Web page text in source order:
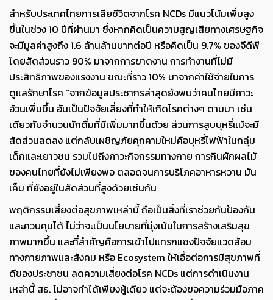
สำหรับประเทศไทยการเสียชีวิตจากโรค NCDs มีแนวโน้มเพิ่มสูง
ขึ้นในช่วง 10 ปีที่ผ่านมา ซึ่งหากคิดเป็นความสูญเสียทางเศรษฐกิจ
จะมีมูลค่าสูงถึง 1.6 ล้านล้านบาทต่อปี หรือคิดเป็น 9.7% ของจีดีพี
โดยสัดส่วนราว 90% มาจากการขาดงาน การทำงานที่ไม่มี
ประสิทธิภาพของแรงงาน ขณะที่ราว 10% มาจากค่าใช้จ่ายในการ
ดูแลรักษาโรค “จากข้อมูลประชากรล่าสุดยังพบว่าคนไทยมีภาวะ
อ้วนเพิ่มขึ้น อันเป็นปัจจัยเสี่ยงที่ทำให้เกิดโรคต่างๆ ตามมา เช่น
เดียวกับจำนวนนักดื่มที่มีเพิ่มมากขึ้นด้วย ส่วนการสูบบุหรี่แม้จะมี
สัดส่วนลดลง แต่กลับเผชิญภัยคุกคามใหม่คือบุหรี่ไฟฟ้าในกลุ่ม
เด็กและเยาวชน รวมไปถึงภาวะกิจกรรมทางกาย การกินผักผลไม้
ของคนไทยที่ยังไม่เพียงพอ ตลอดจนการบริโภคอาหารหวาน มัน
เค็ม ที่ยังอยู่ในสัดส่วนที่สูงด้วยเช่นกัน
พฤติกรรมเสี่ยงต่อสุขภาพเหล่านี้ ถือเป็นสิ่งที่เราช่วยกันป้องกัน
และควบคุมได้ ไม่ว่าจะเป็นนโยบายที่มุ่งเน้นในการสร้างเสริมสุข
ภาพมากขึ้น และที่สำคัญคือการเข้าไปแทรกแซงปัจจัยแวดล้อม
ทางกายภาพและสังคม หรือ Ecosystem ให้เอื้อต่อการมีสุขภาพที่
ดีของประชาชน ลดความเสี่ยงต่อโรค NCDs แต่การดำเนินงาน
เหล่านี้ สธ. ไม่อาจทำได้เพียงผู้เดียว แต่จะต้องขอความร่วมมือภาค